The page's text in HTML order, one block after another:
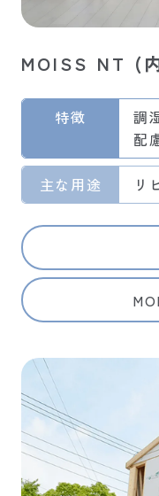
MOISS NT (
特徴
調
配
主な用途 リ